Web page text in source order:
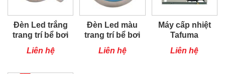
Đèn Led trắng
trang trí bể bơi
(12W)
Liên hệ
Đèn Led màu
trang trí bể bơi
(12W)
Liên hệ
Máy cấp nhiệt
Tafuma
TSQ100RP
Liên hệ